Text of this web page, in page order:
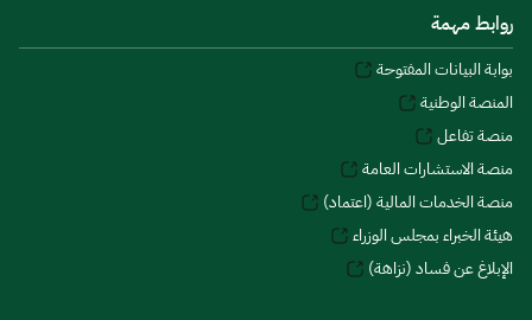
روابط مهمة
بوابة البيانات المفتوحة
المنصة الوطنية
منصة تفاعل
منصة الاستشارات العامة
منصة الخدمات المالية (اعتماد)
هيئة الخبراء بمجلس الوزراء
الإبلاغ عن فساد (نزاهة)